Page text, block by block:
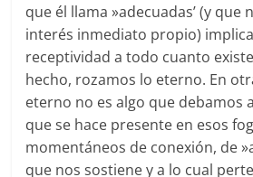
que él llama »adecuadas’ (y que
interés inmediato propio)
receptividad a todo cuanto
hecho, rozamos lo eterno. En
eterno no es algo que debamos
que se hace presente en esos
momentáneos de conexión, de
que nos sostiene y a lo cual